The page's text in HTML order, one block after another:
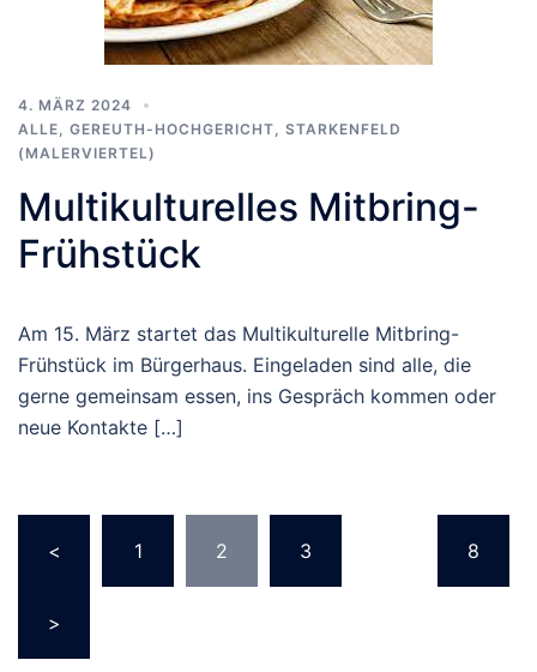
4. MÄRZ 2024
ALLE
GEREUTH-HOCHGERICHT
STARKENFELD
(MALERVIERTEL)
Multikulturelles Mitbring-
Frühstück
Am 15. März startet das Multikulturelle Mitbring-
Frühstück im Bürgerhaus. Eingeladen sind alle, die
gerne gemeinsam essen, ins Gespräch kommen oder
neue Kontakte […]
< 1 2 3 8
>